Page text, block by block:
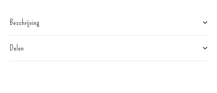
Beschrijving
Delen